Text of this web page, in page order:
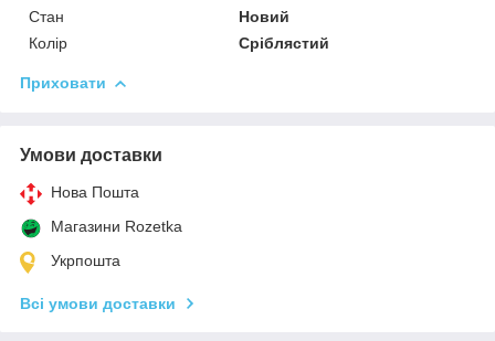
Стан
Новий
Колір
Сріблястий
Приховати
Умови доставки
Нова Пошта
Магазини Rozetka
Укрпошта
Всі умови доставки